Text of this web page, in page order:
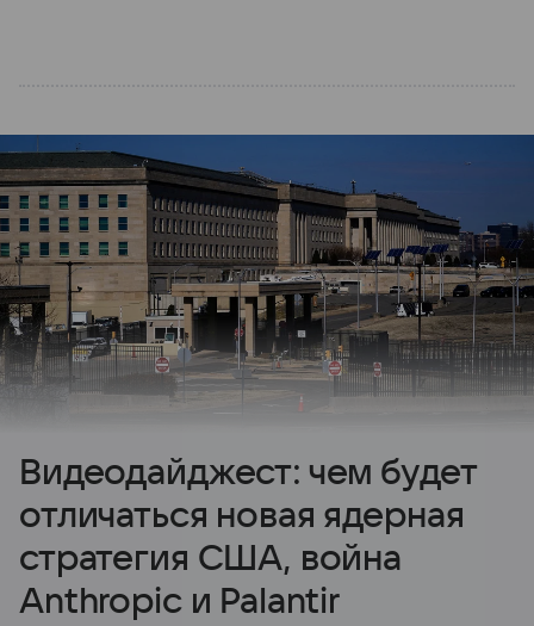
Видеодайджест: чем будет
отличаться новая ядерная
стратегия США, война
Anthropic и Palantir